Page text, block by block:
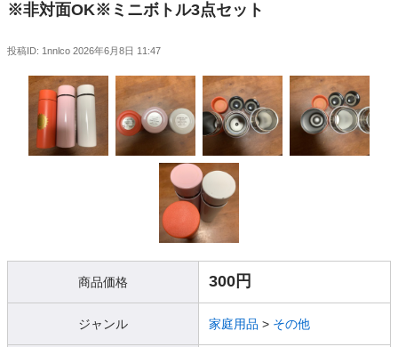
※非対面OK※ミニボトル3点セット
投稿ID: 1nnlco 2026年6月8日 11:47
商品価格 300円
ジャンル 家庭用品 > その他